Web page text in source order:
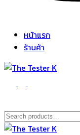
หน้าแรก
ร้านค้า
The Tester K
Korean cosmetics
Search
for: